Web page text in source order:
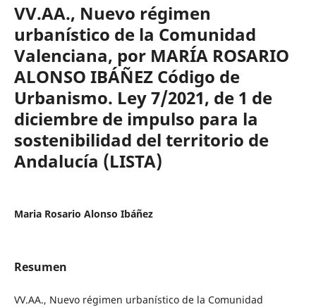
VV.AA., Nuevo régimen
urbanístico de la Comunidad
Valenciana, por MARÍA ROSARIO
ALONSO IBÁÑEZ Código de
Urbanismo. Ley 7/2021, de 1 de
diciembre de impulso para la
sostenibilidad del territorio de
Andalucía (LISTA)
Maria Rosario Alonso Ibáñez
Resumen
VV.AA., Nuevo régimen urbanístico de la Comunidad